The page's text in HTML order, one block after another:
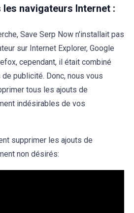
les navigateurs Internet :
Save Serp Now n'installait pas
sur Internet Explorer, Google
cependant, il était combiné
publicité. Donc, nous vous
tous les ajouts de
indésirables de vos
supprimer les ajouts de
non désirés: